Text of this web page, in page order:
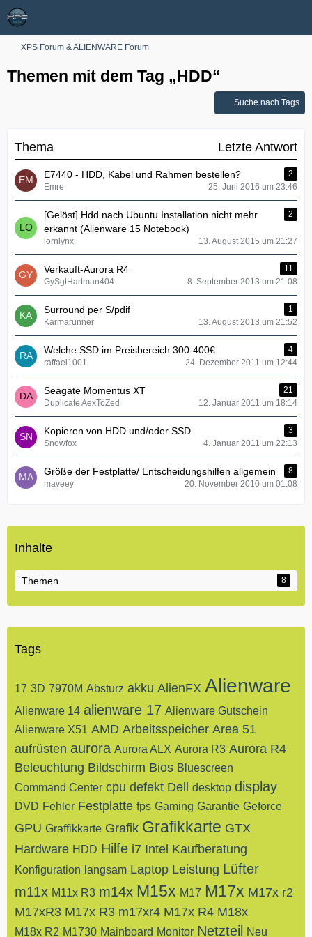
XPS Forum & ALIENWARE Forum
Themen mit dem Tag „HDD“
Suche nach Tags
Thema Letzte Antwort
E7440 - HDD, Kabel und Rahmen bestellen?
2
Emre
25. Juni 2016 um 23:46
[Gelöst] Hdd nach Ubuntu Installation nicht mehr
erkannt (Alienware 15 Notebook)
2
lornlynx 13. August 2015 um 21:27
Verkauft-Aurora R4
11
GySgtHartman404
8. September 2013 um 21:08
Surround per S/pdif
1
Karmarunner
13. August 2013 um 21:52
Welche SSD im Preisbereich 300-400€
4
raffael1001
24. Dezember 2011 um 12:44
Seagate Momentus XT
21
Duplicate AexToZed
12. Januar 2011 um 18:14
Kopieren von HDD und/oder SSD
3
Snowfox
4. Januar 2011 um 22:13
Größe der Festplatte/ Entscheidungshilfen allgemein
8
maveey
20. November 2010 um 01:08
Inhalte
Themen 8
Tags
17 3D 7970M Absturz akku AlienFX Alienware
Alienware 14 alienware 17 Alienware Gutschein
Alienware X51 AMD Arbeitsspeicher Area 51
aufrüsten aurora Aurora ALX Aurora R3 Aurora R4
Beleuchtung Bildschirm Bios Bluescreen
Command Center cpu defekt Dell desktop display
DVD Fehler Festplatte fps Gaming Garantie Geforce
GPU Graffikkarte Grafik Grafikkarte GTX
Hardware HDD Hilfe i7 Intel Kaufberatung
Konfiguration langsam Laptop Leistung Lüfter
m11x M11x R3 m14x M15x M17 M17x M17x r2
M17xR3 M17x R3 m17xr4 M17x R4 M18x
M18x R2 M1730 Mainboard Monitor Netzteil Neu